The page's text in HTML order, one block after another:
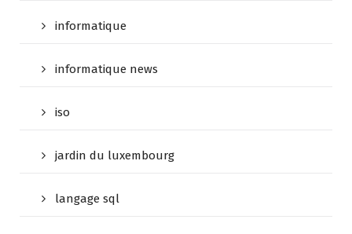
informatique
informatique news
iso
jardin du luxembourg
langage sql